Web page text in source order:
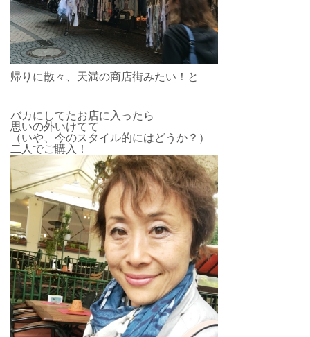
帰りに散々、天満の商店街みたい！と
バカにしてたお店に入ったら
思いの外いけてて
（いや、今のスタイル的にはどうか？）
二人でご購入！